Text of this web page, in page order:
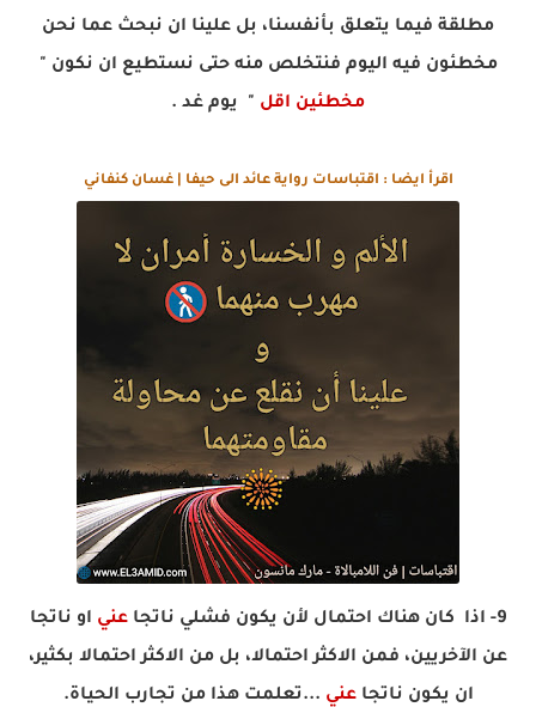
مطلقة فيما يتعلق بأنفسنا، بل علينا ان نبحث عما نحن
مخطئون فيه اليوم فنتخلص منه حتى نستطيع ان نكون "
مخطئين اقل " يوم غد .
اقرأ ايضا : اقتباسات رواية عائد الى حيفا | غسان كنفاني
9- اذا كان هناك احتمال لأن يكون فشلي ناتجا عني او ناتجا
عن الآخريين، فمن الاكثر احتمالا، بل من الاكثر احتمالا بكثير،
ان يكون ناتجاعني ...تعلمت هذا من تجارب الحياة.